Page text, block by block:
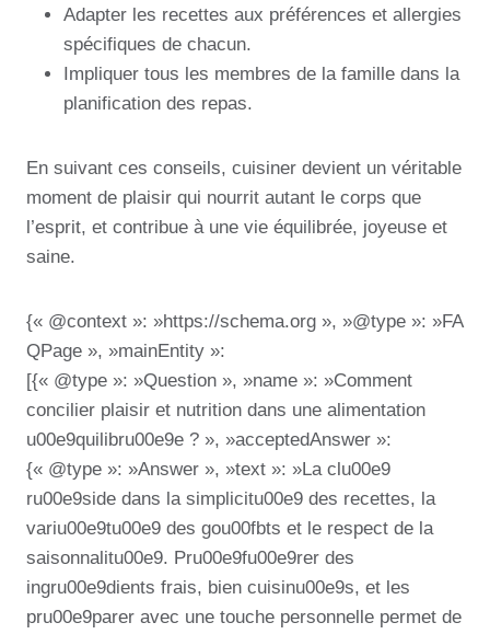
Adapter les recettes aux préférences et allergies
spécifiques de chacun.
Impliquer tous les membres de la famille dans la
planification des repas.
En suivant ces conseils, cuisiner devient un véritable
moment de plaisir qui nourrit autant le corps que
l’esprit, et contribue à une vie équilibrée, joyeuse et
saine.
{« @context »: »https://schema.org », »@type »: »FA
QPage », »mainEntity »:
[{« @type »: »Question », »name »: »Comment
concilier plaisir et nutrition dans une alimentation
u00e9quilibru00e9e ? », »acceptedAnswer »:
{« @type »: »Answer », »text »: »La clu00e9
ru00e9side dans la simplicitu00e9 des recettes, la
variu00e9tu00e9 des gou00fbts et le respect de la
saisonnalitu00e9. Pru00e9fu00e9rer des
ingru00e9dients frais, bien cuisinu00e9s, et les
pru00e9parer avec une touche personnelle permet de